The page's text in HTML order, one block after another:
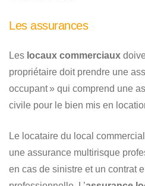
Les assurances
Les locaux commerciaux
propriétaire doit prendre une
occupant » qui comprend une
civile pour le bien mis en
Le locataire du local
une assurance multirisque
en cas de sinistre et un contrat